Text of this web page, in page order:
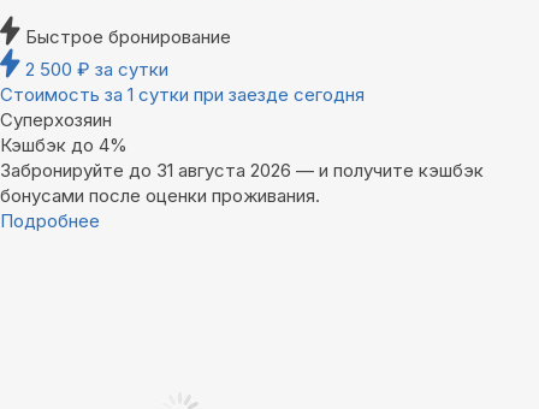
Быстрое бронирование
2 500 ₽ за сутки
Стоимость за 1 сутки при заезде сегодня
Суперхозяин
Кэшбэк до 4%
Забронируйте до 31 августа 2026 — и получите кэшбэк
бонусами после оценки проживания.
Подробнее